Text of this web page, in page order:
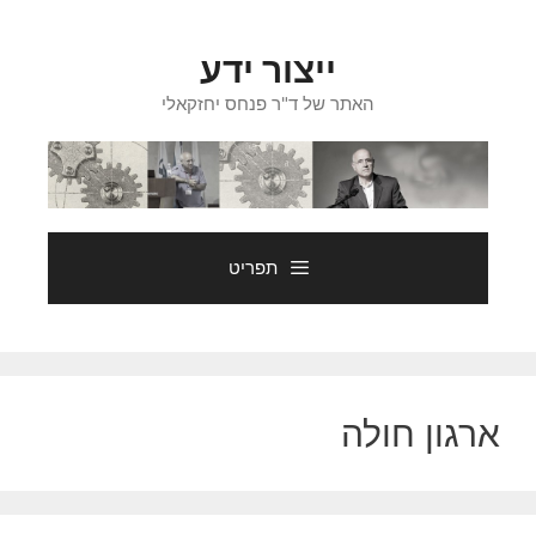
ייצור ידע
האתר של ד"ר פנחס יחזקאלי
תפריט
ארגון חולה